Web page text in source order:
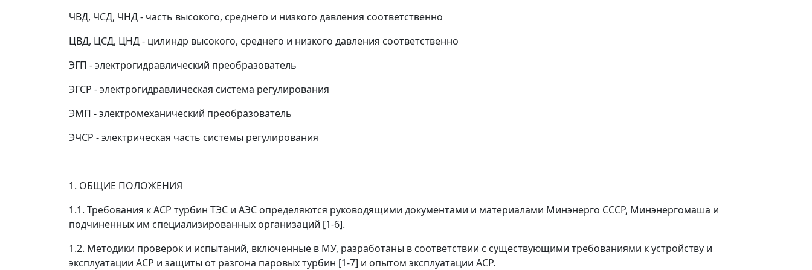
ЧВД, ЧСД, ЧНД - часть высокого, среднего и низкого давления соответственно
ЦВД, ЦСД, ЦНД - цилиндр высокого, среднего и низкого давления соответственно
ЭГП - электрогидравлический преобразователь
ЭГСР - электрогидравлическая система регулирования
ЭМП - электромеханический преобразователь
ЭЧСР - электрическая часть системы регулирования
1. ОБЩИЕ ПОЛОЖЕНИЯ
1.1. Требования к АСР турбин ТЭС и АЭС определяются руководящими документами и материалами Минэнерго СССР, Минэнергомаша и
подчиненных им специализированных организаций [1-6].
1.2. Методики проверок и испытаний, включенные в МУ, разработаны в соответствии с существующими требованиями к устройству и
эксплуатации АСР и защиты от разгона паровых турбин [1-7] и опытом эксплуатации АСР.